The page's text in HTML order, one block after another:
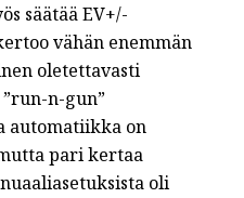
säätää EV+/-
vähän enemmän
oletettavasti
n-gun”
automatiikka on
pari kertaa
oli